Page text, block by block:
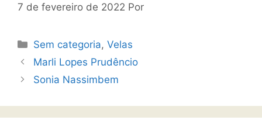
7 de fevereiro de 2022 Por
Sem categoria,Velas
Marli Lopes Prudêncio
Sonia Nassimbem